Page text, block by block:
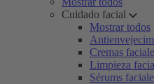
Cuidado facial
Mostrar todos
Cremas
Limpieza
Sérums